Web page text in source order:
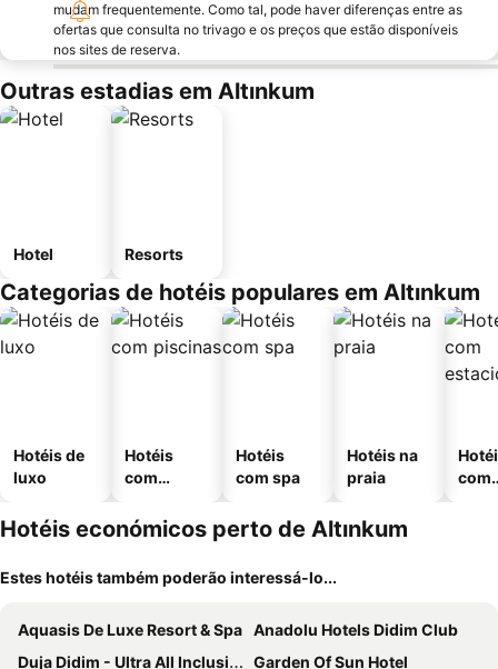
mudam frequentemente. Como tal, pode haver diferenças entre as
ofertas que consulta no trivago e os preços que estão disponíveis
nos sites de reserva.
Outras estadias em Altınkum
Hotel Resorts
Categorias de hotéis populares em Altınkum
Hotéis de
luxo
Hotéis
com
Hotéis
com spa
Hotéis na
praia
com
Hotéis económicos perto de Altınkum
Estes hotéis também poderão interessá-lo...
Aquasis De Luxe Resort & Spa Anadolu Hotels Didim Club
Duja Didim - Ultra All Inclusive
Garden Of Sun Hotel